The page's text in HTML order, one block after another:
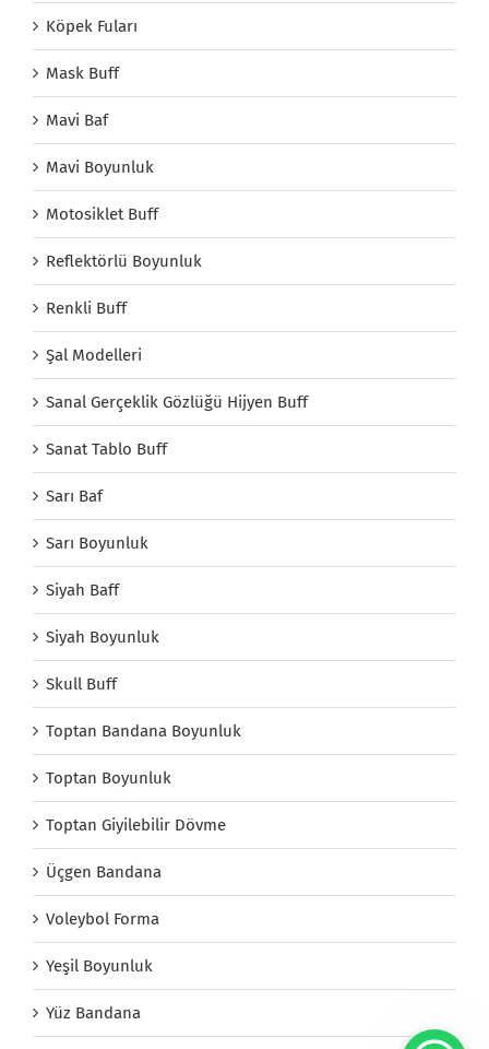
Köpek Fuları
Mask Buff
Mavi Baf
Mavi Boyunluk
Motosiklet Buff
Reflektörlü Boyunluk
Renkli Buff
Şal Modelleri
Sanal Gerçeklik Gözlüğü Hijyen Buff
Sanat Tablo Buff
Sarı Baf
Sarı Boyunluk
Siyah Baff
Siyah Boyunluk
Skull Buff
Toptan Bandana Boyunluk
Toptan Boyunluk
Toptan Giyilebilir Dövme
Üçgen Bandana
Voleybol Forma
Yeşil Boyunluk
Yüz Bandana